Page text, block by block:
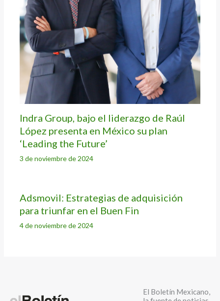
Indra Group, bajo el liderazgo de Raúl
López presenta en México su plan
‘Leading the Future’
3 de noviembre de 2024
Adsmovil: Estrategias de adquisición
para triunfar en el Buen Fin
4 de noviembre de 2024
El Boletín Mexicano,